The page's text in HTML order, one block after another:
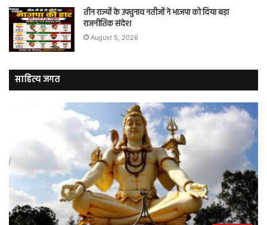
तीन राज्यों के उपचुनाव नतीजों ने भाजपा को दिया बड़ा
राजनीतिक संदेश
August 5, 2026
साहित्य जगत